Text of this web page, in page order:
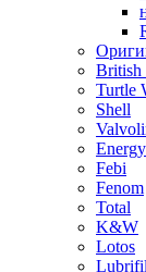
British
Turtle
Shell
Febi
Fenom
Total
K&W
Lotos